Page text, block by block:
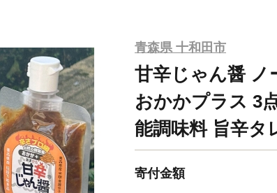
青森県 十和田市
甘辛じゃん醤 ノ
おかかプラス 3
能調味料 旨辛タ
寄付金額